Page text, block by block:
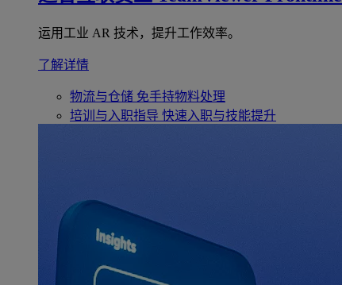
运用工业 AR 技术，提升工作效率。
了解详情
物流与仓储 免手持物料处理
培训与入职指导 快速入职与技能提升